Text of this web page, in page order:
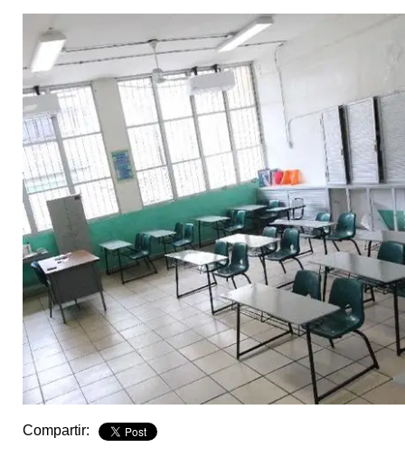
Compartir: